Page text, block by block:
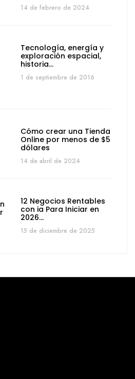
14 de febrero de 2024
Tecnología, energía y
exploración espacial,
historia…
1 de septiembre de 2016
Cómo crear una Tienda
Online por menos de $5
dólares
14 de abril de 2024
12 Negocios Rentables
con ia Para Iniciar en
2026…
15 de diciembre de 2025